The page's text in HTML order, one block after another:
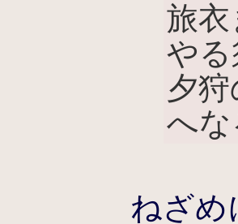
旅
や
夕
へ
ねざめ